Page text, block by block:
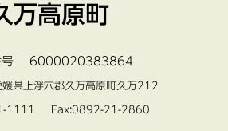
万高原町
号 6000020383864
県上浮穴郡久万高原町久万212
1111 Fax:0892-21-2860